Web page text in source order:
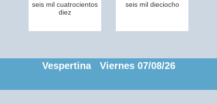
seis mil cuatrocientos
diez
seis mil dieciocho
Vespertina Viernes 07/08/26